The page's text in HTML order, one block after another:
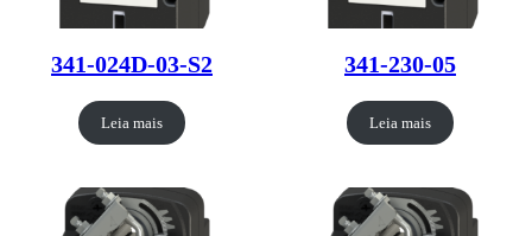
341-024D-03-S2
Leia mais
341-230-05
Leia mais